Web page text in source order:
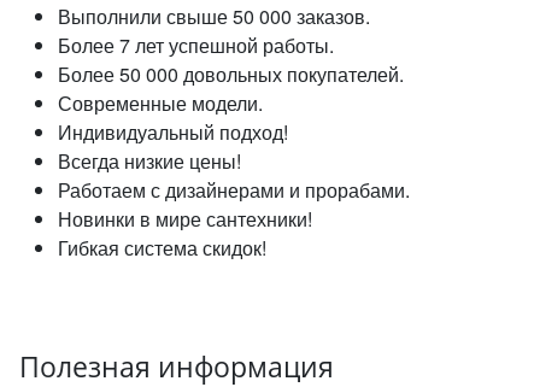
Выполнили свыше 50 000 заказов.
Более 7 лет успешной работы.
Более 50 000 довольных покупателей.
Современные модели.
Индивидуальный подход!
Всегда низкие цены!
Работаем с дизайнерами и прорабами.
Новинки в мире сантехники!
Гибкая система скидок!
Полезная информация